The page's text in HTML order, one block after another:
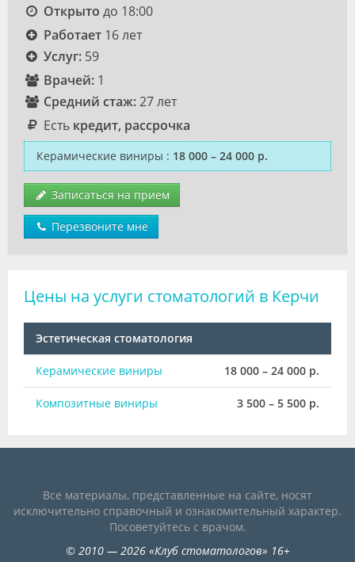
Открыто до 18:00
Работает16 лет
Услуг:59
Врачей:1
Средний стаж:27 лет
Есть кредит, рассрочка
Керамические виниры : 18 000 – 24 000 р.
Записаться на прием
Перезвоните мне
Цены на услуги стоматологий в Керчи
Эстетическая стоматология
Керамические виниры 18 000 – 24 000 р.
Композитные виниры 3 500 – 5 500 р.
Все материалы, представленные на сайте, носят
исключительно справочный и ознакомительный характер.
Посоветуйтесь с врачом.
© 2010— 2026«Клуб стоматологов» 16+